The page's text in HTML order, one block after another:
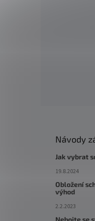
Návody
Jak vybrat
19.8.2024
Obložení
výhod
2.2.2023
Nebojte se